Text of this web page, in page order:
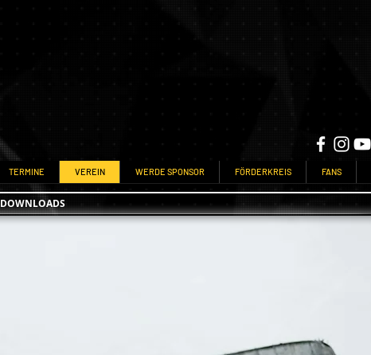
TERMINE VEREIN WERDE SPONSOR FÖRDERKREIS FANS
DOWNLOADS